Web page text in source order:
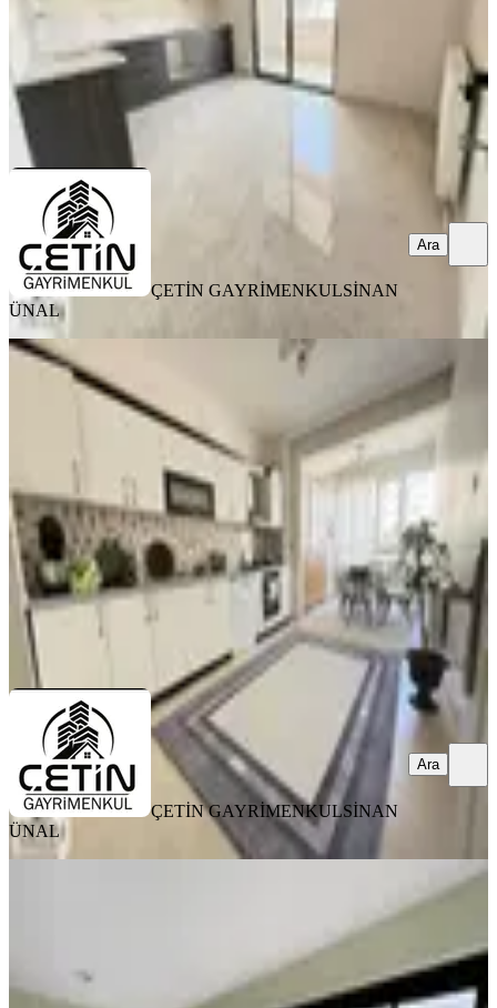
ÇETİN GAYRİMENKUL SİNAN ÜNAL
Ara
ÇETİN GAYRİMENKULSİNAN
ÜNAL
Ara
SİTE İÇİ
Çetin Gayrimenkulden Haydarbey De
Geniş 4+1 Daire
Onikişubat, Haydar Bey Mahallesi
4+1·180 m² 3. Kat 01.08.2026
5.215.000 ₺
ÇETİN GAYRİMENKUL SİNAN ÜNAL
Ara
ÇETİN GAYRİMENKULSİNAN
ÜNAL
Ara
Maarif Ana Cadde Üzeri Yeni Satılık
Onikişubat, Maarif Mahallesi
180 m²· 01.08.2026